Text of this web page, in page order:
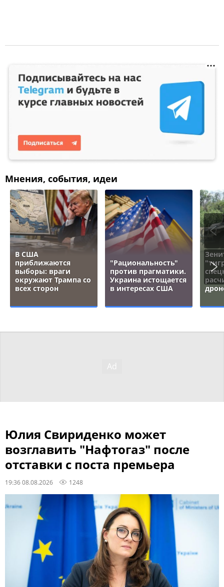
Мнения, события, идеи
В США
приближаются
выборы: враги
окружают Трампа со
всех сторон
"Рациональность"
против прагматики.
Украина истощается
в интересах США
Юлия Свириденко может
возглавить "Нафтогаз" после
отставки с поста премьера
19:36 08.08.2026 1248